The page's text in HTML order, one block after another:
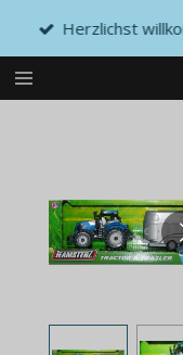
springen
Herzlichst